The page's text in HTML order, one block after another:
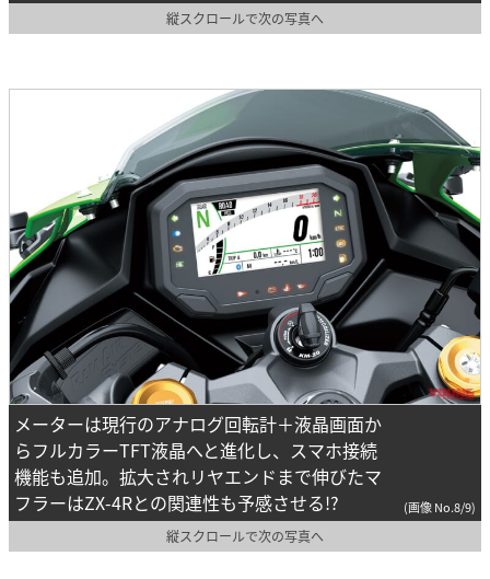
縦スクロールで次の写真へ
メーターは現行のアナログ回転計＋液晶画面か
らフルカラーTFT液晶へと進化し、スマホ接続
機能も追加。拡大されリヤエンドまで伸びたマ
フラーはZX-4Rとの関連性も予感させる!?
(画像 No.8/9)
縦スクロールで次の写真へ